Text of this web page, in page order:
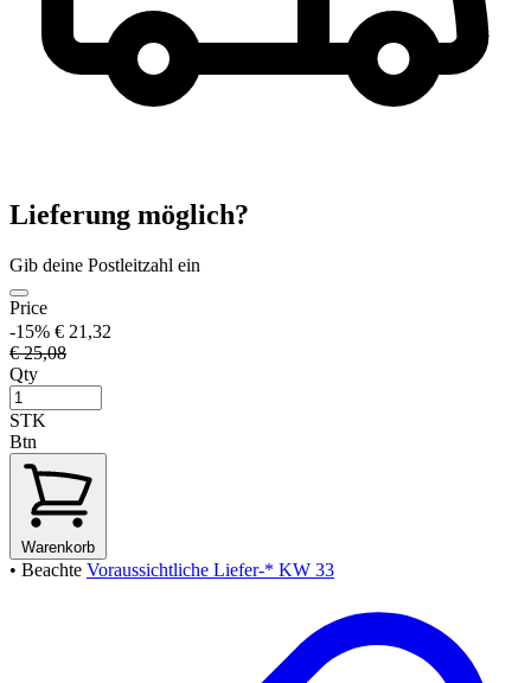
Lieferung möglich?
Gib deine Postleitzahl ein
Price
-15% € 21,32
€ 25,08
Qty
STK
Btn
Warenkorb
• Beachte Voraussichtliche Liefer-* KW 33